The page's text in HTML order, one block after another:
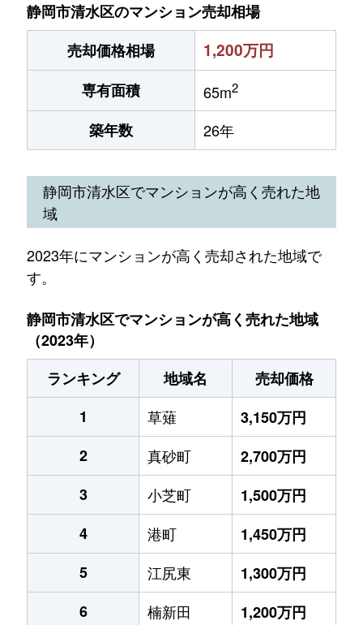
静岡市清水区のマンション売却相場
売却価格相場
1,200万円
専有面積 65m2
築年数 26年
静岡市清水区でマンションが高く売れた地
域
2023年にマンションが高く売却された地域で
す。
静岡市清水区でマンションが高く売れた地域
（2023年）
ランキング
地域名
売却価格
1
草薙
3,150万円
2
真砂町
2,700万円
3
小芝町
1,500万円
4
港町
1,450万円
5
江尻東
1,300万円
6
楠新田
1,200万円